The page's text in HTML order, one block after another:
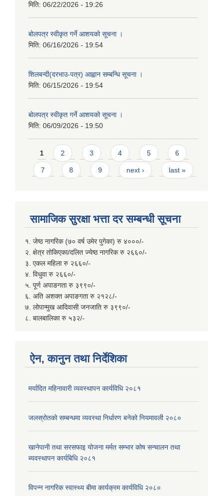
मिति: 06/22/2026 - 19:26
बोलपत्र स्वीकृत गर्ने आशयको सूचना ।
मिति: 06/16/2026 - 19:54
शिलबन्दी(दरभाउ-पत्र) आह्वान सम्बन्धि सूचना ।
मिति: 06/15/2026 - 19:54
बोलपत्र स्वीकृत गर्ने आशयको सूचना ।
मिति: 06/09/2026 - 19:50
Pages
1 2 3 4 5 6
7 8 9 next › last »
सामाजिक सुरक्षा भत्ता दर सम्बन्धी सूचना
१. जेष्ठ नागरिक (७० वर्ष उमेर पुगेका) रु ४०००/-
२. क्षेत्र तोकिएका/दलित ज्येष्ठ नागरिक रु २६६०/-
३. एकल महिला रु २६६०/-
४. विधुवा रु २६६०/-
५. पूर्ण अपाङगता रु ३९९०/-
६. अति अशक्त अपाङगता रु २१२८/-
७. लोपान्मुख आदिवासी जनजाति रु ३९९०/-
८. बालबालिका रु ५३२/-
ऐन, कानुन तथा निर्देशिका
मर्यादित महिनावारी व्यवस्थापन कार्यविधि २०८१
जलस्रोतको सम्बन्धमा व्यवस्था निर्धारण बनेको नियमावली २०८०
खानेपानी तथा सरसफाइ योजना मर्मत सम्भार कोष सन्चालन तथा
ब्यवस्थापन कार्यबिधि २०८१
विपन्न नागरिक स्वास्थ्य बीमा कार्यक्रम कार्यविधि २०८०